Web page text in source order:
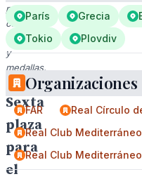
podio
con
flores
y
medallas.
Sexta
plaza
para
el
París Grecia
Tokio
Plovdiv
Organizaciones
FAR
Real Círculo
Real Club Mediterráneo
Real Club